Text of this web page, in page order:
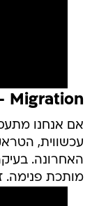
Migration
אם אנחנו
עכשווית,
האחרונה.
מותכת פנימה.